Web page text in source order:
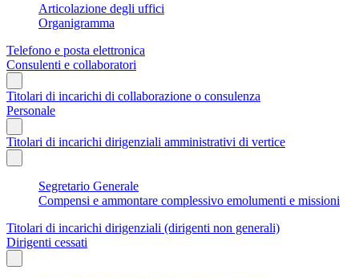
Articolazione degli uffici
Organigramma
Telefono e posta elettronica
Consulenti e collaboratori
Titolari di incarichi di collaborazione o consulenza
Personale
Titolari di incarichi dirigenziali amministrativi di vertice
Segretario Generale
Compensi e ammontare complessivo emolumenti e missioni
Titolari di incarichi dirigenziali (dirigenti non generali)
Dirigenti cessati